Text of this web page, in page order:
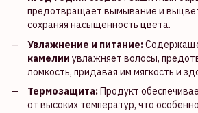
предотвращает вымывание и
сохраняя насыщенность цвета.
Увлажнение и питание:
камелии увлажняет волосы,
ломкость, придавая им мягкость и
Термозащита:Продукт
от высоких температур, что